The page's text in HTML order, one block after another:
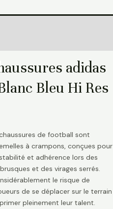
adidas
Bleu Hi Res
de football sont
à crampons, conçues pour
et adhérence lors des
et des virages serrés.
le risque de
de se déplacer sur le terrain
pleinement leur talent.